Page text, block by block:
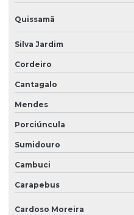
Quissamã
Silva Jardim
Cordeiro
Cantagalo
Mendes
Porciúncula
Sumidouro
Cambuci
Carapebus
Cardoso Moreira